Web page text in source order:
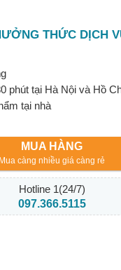
THỨC DỊCH
phút tại Hà Nội và Hồ
tại nhà
MUA HÀNG
Mua càng nhiều giá càng rẻ
Hotline 1(24/7)
097.366.5115